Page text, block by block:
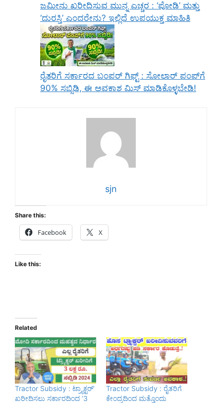
ಜಮೀನು ಖರೀದಿಸುವ ಮುನ್ನ ಎಚ್ಚರ : ‘ಪೋಡಿ’ ಮತ್ತು
‘ದುರಸ್ತಿ’ ಎಂದರೇನು? ಇಲ್ಲಿದೆ ಉಪಯುಕ್ತ ಮಾಹಿತಿ
ರೈತರಿಗೆ ಸರ್ಕಾರದ ಬಂಪರ್ ಗಿಫ್ಟ್ : ಸೋಲಾರ್ ಪಂಪ್‌ಗೆ
90% ಸಬ್ಸಿಡಿ, ಈ ಅವಕಾಶ ಮಿಸ್ ಮಾಡಿಕೊಳ್ಳಬೇಡಿ!
sjn
Share this:
Facebook X
Like this:
Related
Tractor Subsidy : ಟ್ರ್ಯಾಕ್ಟರ್’
ಖರೀದಿಸಲು ಸರ್ಕಾರದಿಂದ ‘3
Tractor Subsidy : ರೈತರಿಗೆ
ಕೇಂದ್ರದಿಂದ ಮತ್ತೊಂದು